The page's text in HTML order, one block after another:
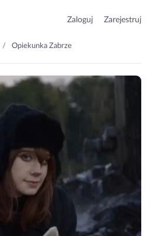
Zaloguj Zarejestruj
Opiekunka Zabrze